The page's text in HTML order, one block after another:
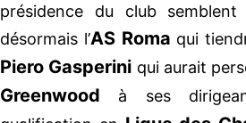
présidence du club
désormais l’AS Roma qui
Piero Gasperini qui aurait
Greenwood
à ses